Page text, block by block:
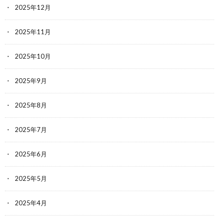
2025年12月
2025年11月
2025年10月
2025年9月
2025年8月
2025年7月
2025年6月
2025年5月
2025年4月